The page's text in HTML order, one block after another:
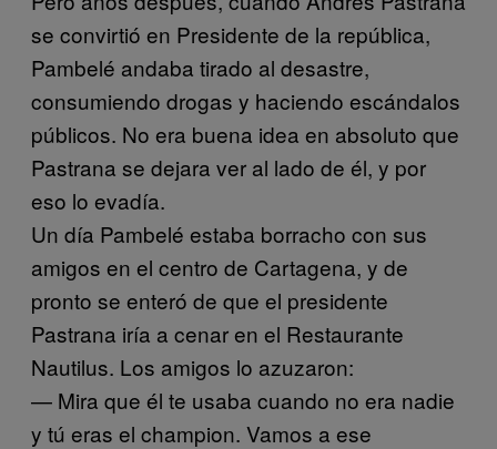
se convirtió en Presidente de la república,
Pambelé andaba tirado al desastre,
consumiendo drogas y haciendo escándalos
públicos. No era buena idea en absoluto que
Pastrana se dejara ver al lado de él, y por
eso lo evadía.
Un día Pambelé estaba borracho con sus
amigos en el centro de Cartagena, y de
pronto se enteró de que el presidente
Pastrana iría a cenar en el Restaurante
Nautilus. Los amigos lo azuzaron:
— Mira que él te usaba cuando no era nadie
y tú eras el champion. Vamos a ese